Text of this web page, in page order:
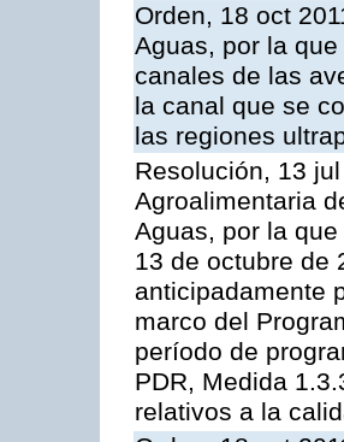
Orden, 18 oct
Aguas, por la
canales de las
la canal que se
las regiones
Resolución, 13
Agroalimentaria
Aguas, por la
13 de octubre de
anticipadamente
marco del
período de
PDR, Medida
relativos a la